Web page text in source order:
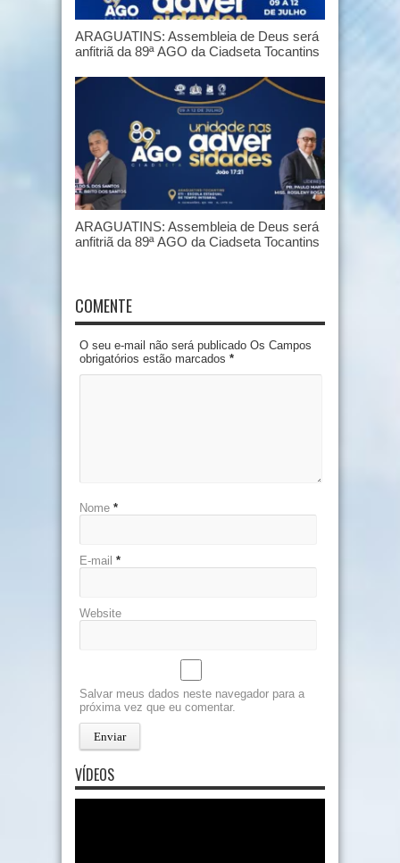
ARAGUATINS: Assembleia de Deus será
anfitriã da 89ª AGO da Ciadseta Tocantins
ARAGUATINS: Assembleia de Deus será
anfitriã da 89ª AGO da Ciadseta Tocantins
COMENTE
O seu e-mail não será publicado Os Campos
obrigatórios estão marcados *
Nome *
E-mail *
Website
Salvar meus dados neste navegador para a
próxima vez que eu comentar.
VÍDEOS